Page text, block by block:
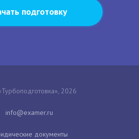
подготовку
2026
документы